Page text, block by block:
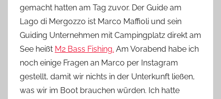
gemacht hatten am Tag zuvor. Der Guide am
Lago di Mergozzo ist Marco Maffioli und sein
Guiding Unternehmen mit Campingplatz direkt am
See heißt M2 Bass Fishing. Am Vorabend habe ich
noch einige Fragen an Marco per Instagram
gestellt, damit wir nichts in der Unterkunft ließen,
was wir im Boot brauchen würden. Ich hatte